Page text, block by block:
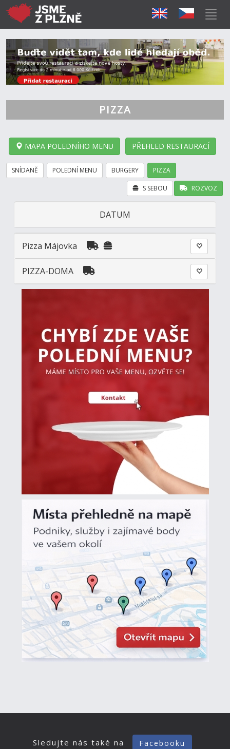
PIZZA
MAPA POLEDNÍHO MENU PŘEHLED RESTAURACÍ
SNÍDANĚ POLEDNÍ MENU BURGERY PIZZA
ROZVOZ
S SEBOU
DATUM
Pizza Májovka
PIZZA-DOMA
Sledujte nás také na Facebooku